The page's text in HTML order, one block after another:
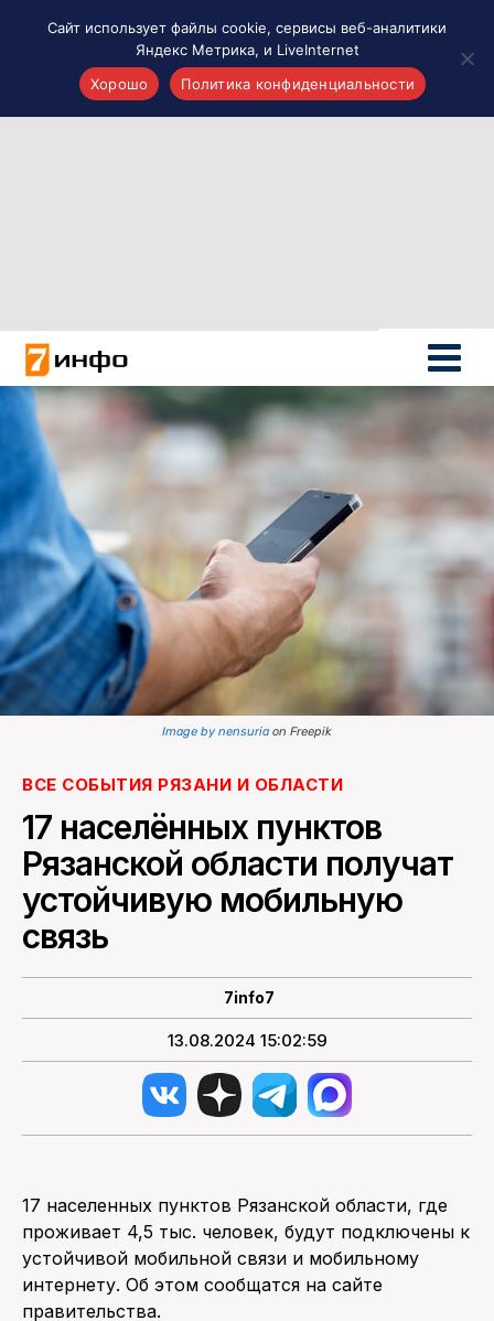
Новости России
Политика
Новости мира
Все материалы 7инфо
ПОИСК ПО САЙТУ
Image by nensuria on Freepik
ВСЕ СОБЫТИЯ РЯЗАНИ И ОБЛАСТИ
17 населённых пунктов
Рязанской области получат
устойчивую мобильную
связь
7info7
13.08.2024 15:02:59
17 населенных пунктов Рязанской области, где
проживает 4,5 тыс. человек, будут подключены к
устойчивой мобильной связи и мобильному
интернету. Об этом сообщатся на сайте
правительства.
Сайт использует файлы cookie, сервисы веб-аналитики
Яндекс Метрика, и LiveInternet
Хорошо
Политика конфиденциальности